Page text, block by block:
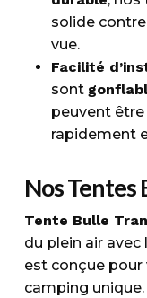
solide
vue.
Facilité
sont
peuvent
rapidement
Nos Tentes
Tente Bulle
du plein air
est conçue pour
camping